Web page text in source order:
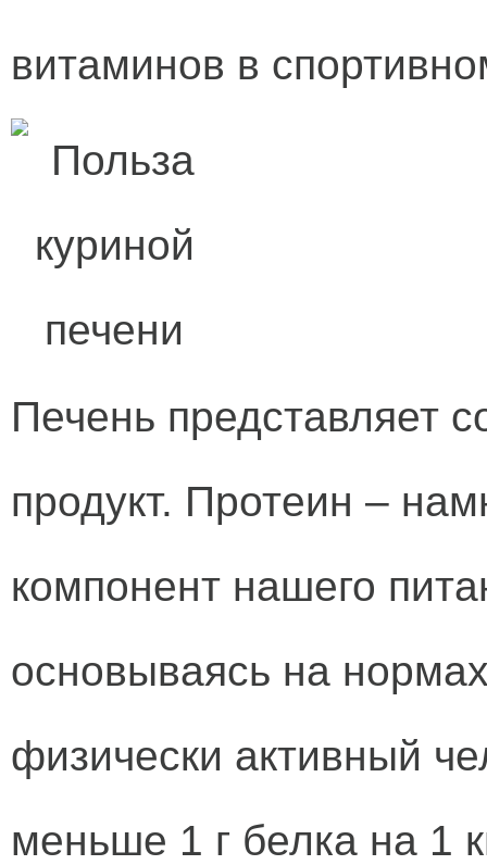
витаминов в
Печень представляет
продукт. Протеин –
компонент нашего
основываясь на
физически активный
меньше 1 г белка на 1